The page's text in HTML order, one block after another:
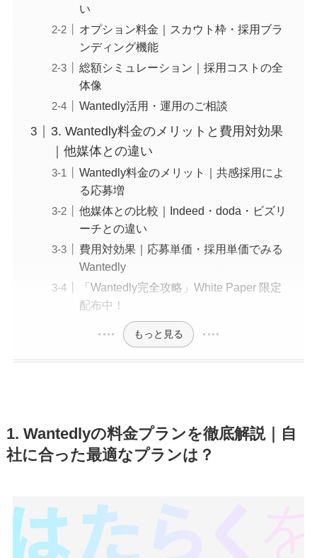
い
オプション料金｜スカウト枠・採用ブラ
ンディング機能
総額シミュレーション｜採用コストの全
体像
Wantedly活用・運用のご相談
3. Wantedly料金のメリットと費用対効果
｜他媒体との違い
Wantedly料金のメリット｜共感採用によ
る応募増
他媒体との比較｜Indeed・doda・ビズリ
ーチとの違い
費用対効果｜応募単価・採用単価でみる
Wantedly
「Wantedly完全攻略」White Paper 限定
配布中！
もっと見る
1. Wantedlyの料金プランを徹底解説｜自
社に合った最適なプランは？